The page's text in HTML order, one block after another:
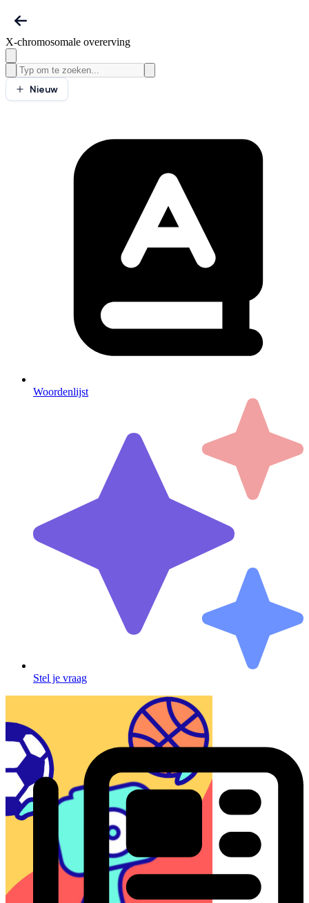
X-chromosomale overerving
Nieuw
Woordenlijst
Stel je vraag